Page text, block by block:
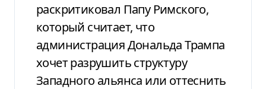
раскритиковал Папу Римского,
который считает, что
администрация Дональда Трампа
хочет разрушить структуру
Западного альянса или оттеснить